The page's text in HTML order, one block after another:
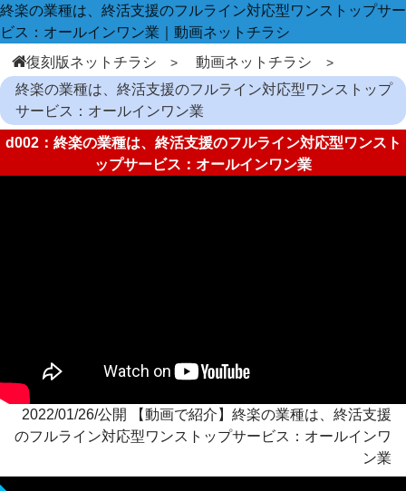
終楽の業種は、終活支援のフルライン対応型ワンストップサー
ビス：オールインワン業｜動画ネットチラシ
復刻版ネットチラシ
動画ネットチラシ
終楽の業種は、終活支援のフルライン対応型ワンストップ
サービス：オールインワン業
d002：終楽の業種は、終活支援のフルライン対応型ワンスト
ップサービス：オールインワン業
2022/01/26/公開 【動画で紹介】終楽の業種は、終活支援
のフルライン対応型ワンストップサービス：オールインワ
ン業